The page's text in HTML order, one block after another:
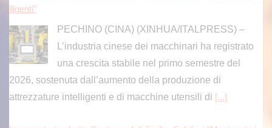
lligenti”
PECHINO (CINA) (XINHUA/ITALPRESS) –
L’industria cinese dei macchinari ha registrato
una crescita stabile nel primo semestre del
2026, sostenuta dall’aumento della produzione di
attrezzature intelligenti e di macchine utensili di [...]